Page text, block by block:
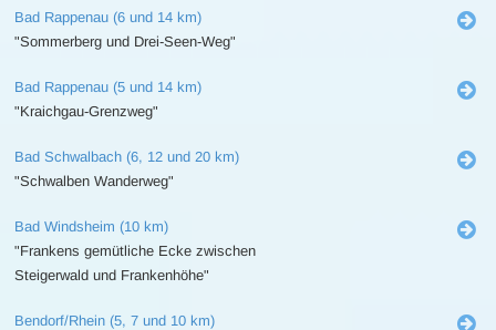
Bad Rappenau (6 und 14 km)
"Sommerberg und Drei-Seen-Weg"
Bad Rappenau (5 und 14 km)
"Kraichgau-Grenzweg"
Bad Schwalbach (6, 12 und 20 km)
"Schwalben Wanderweg"
Bad Windsheim (10 km)
"Frankens gemütliche Ecke zwischen
Steigerwald und Frankenhöhe"
Bendorf/Rhein (5, 7 und 10 km)